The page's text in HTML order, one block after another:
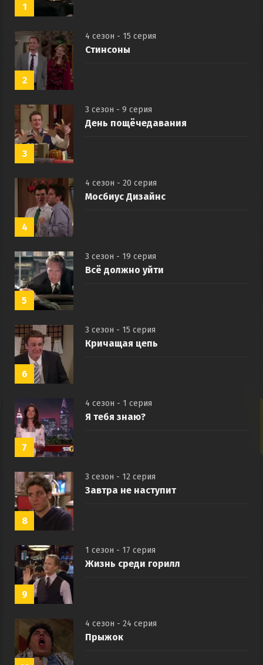
1
2
4 сезон - 15 серия
Стинсоны
3
3 сезон - 9 серия
День пощёчедавания
4
4 сезон - 20 серия
Мосбиус Дизайнс
5
3 сезон - 19 серия
Всё должно уйти
6
3 сезон - 15 серия
Кричащая цепь
7
4 сезон - 1 серия
Я тебя знаю?
8
3 сезон - 12 серия
Завтра не наступит
9
1 сезон - 17 серия
Жизнь среди горилл
4 сезон - 24 серия
Прыжок